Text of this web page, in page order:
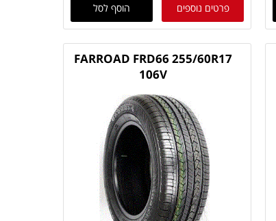
פרטים נוספים הוסף לסל
FARROAD FRD66 255/60R17
106V